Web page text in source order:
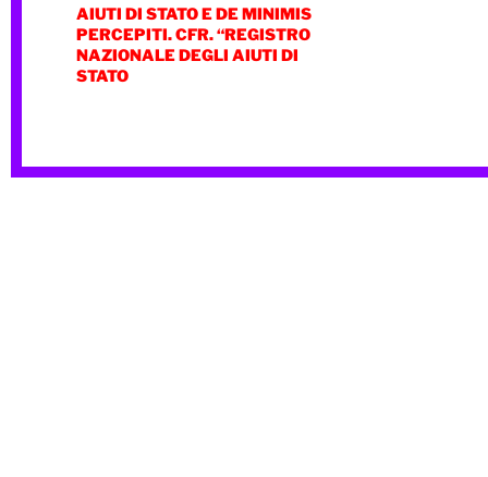
AIUTI DI STATO E DE MINIMIS
PERCEPITI. CFR. “REGISTRO
NAZIONALE DEGLI AIUTI DI
STATO